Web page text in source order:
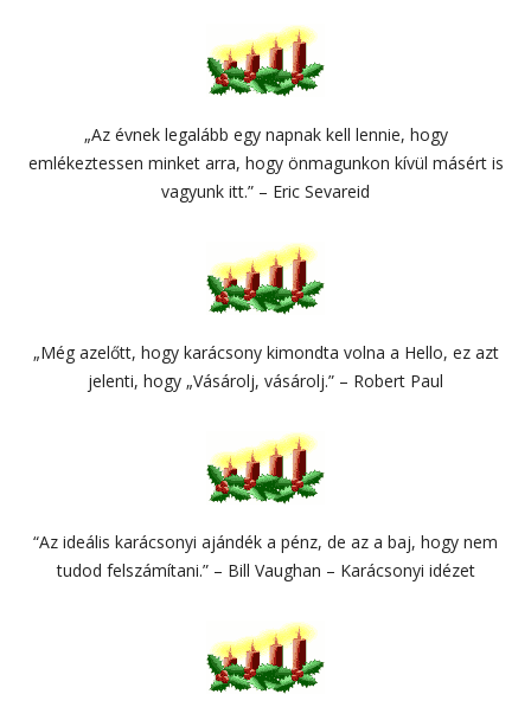
„Az évnek legalább egy napnak kell lennie, hogy
emlékeztessen minket arra, hogy önmagunkon kívül másért is
vagyunk itt.” – Eric Sevareid
„Még azelőtt, hogy karácsony kimondta volna a Hello, ez azt
jelenti, hogy „Vásárolj, vásárolj.” – Robert Paul
“Az ideális karácsonyi ajándék a pénz, de az a baj, hogy nem
tudod felszámítani.” – Bill Vaughan – Karácsonyi idézet